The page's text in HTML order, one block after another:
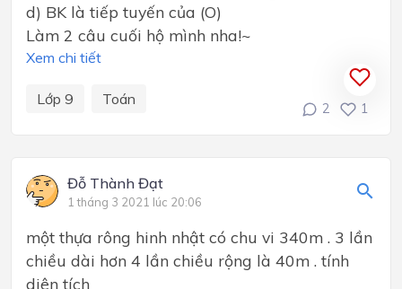
d) BK là tiếp tuyến của (O)
Làm 2 câu cuối hộ mình nha!~
Xem chi tiết
Lớp 9 Toán
2 1
Đỗ Thành Đạt
1 tháng 3 2021 lúc 20:06
một thựa rông hinh nhật có chu vi 340m . 3 lần
chiều dài hơn 4 lần chiều rộng là 40m . tính
diên tích